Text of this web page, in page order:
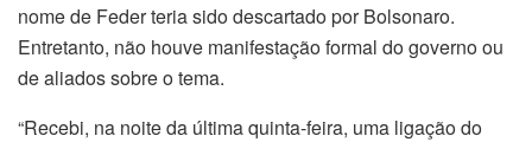
nome de Feder teria sido descartado por Bolsonaro.
Entretanto, não houve manifestação formal do governo ou
de aliados sobre o tema.
“Recebi, na noite da última quinta-feira, uma ligação do